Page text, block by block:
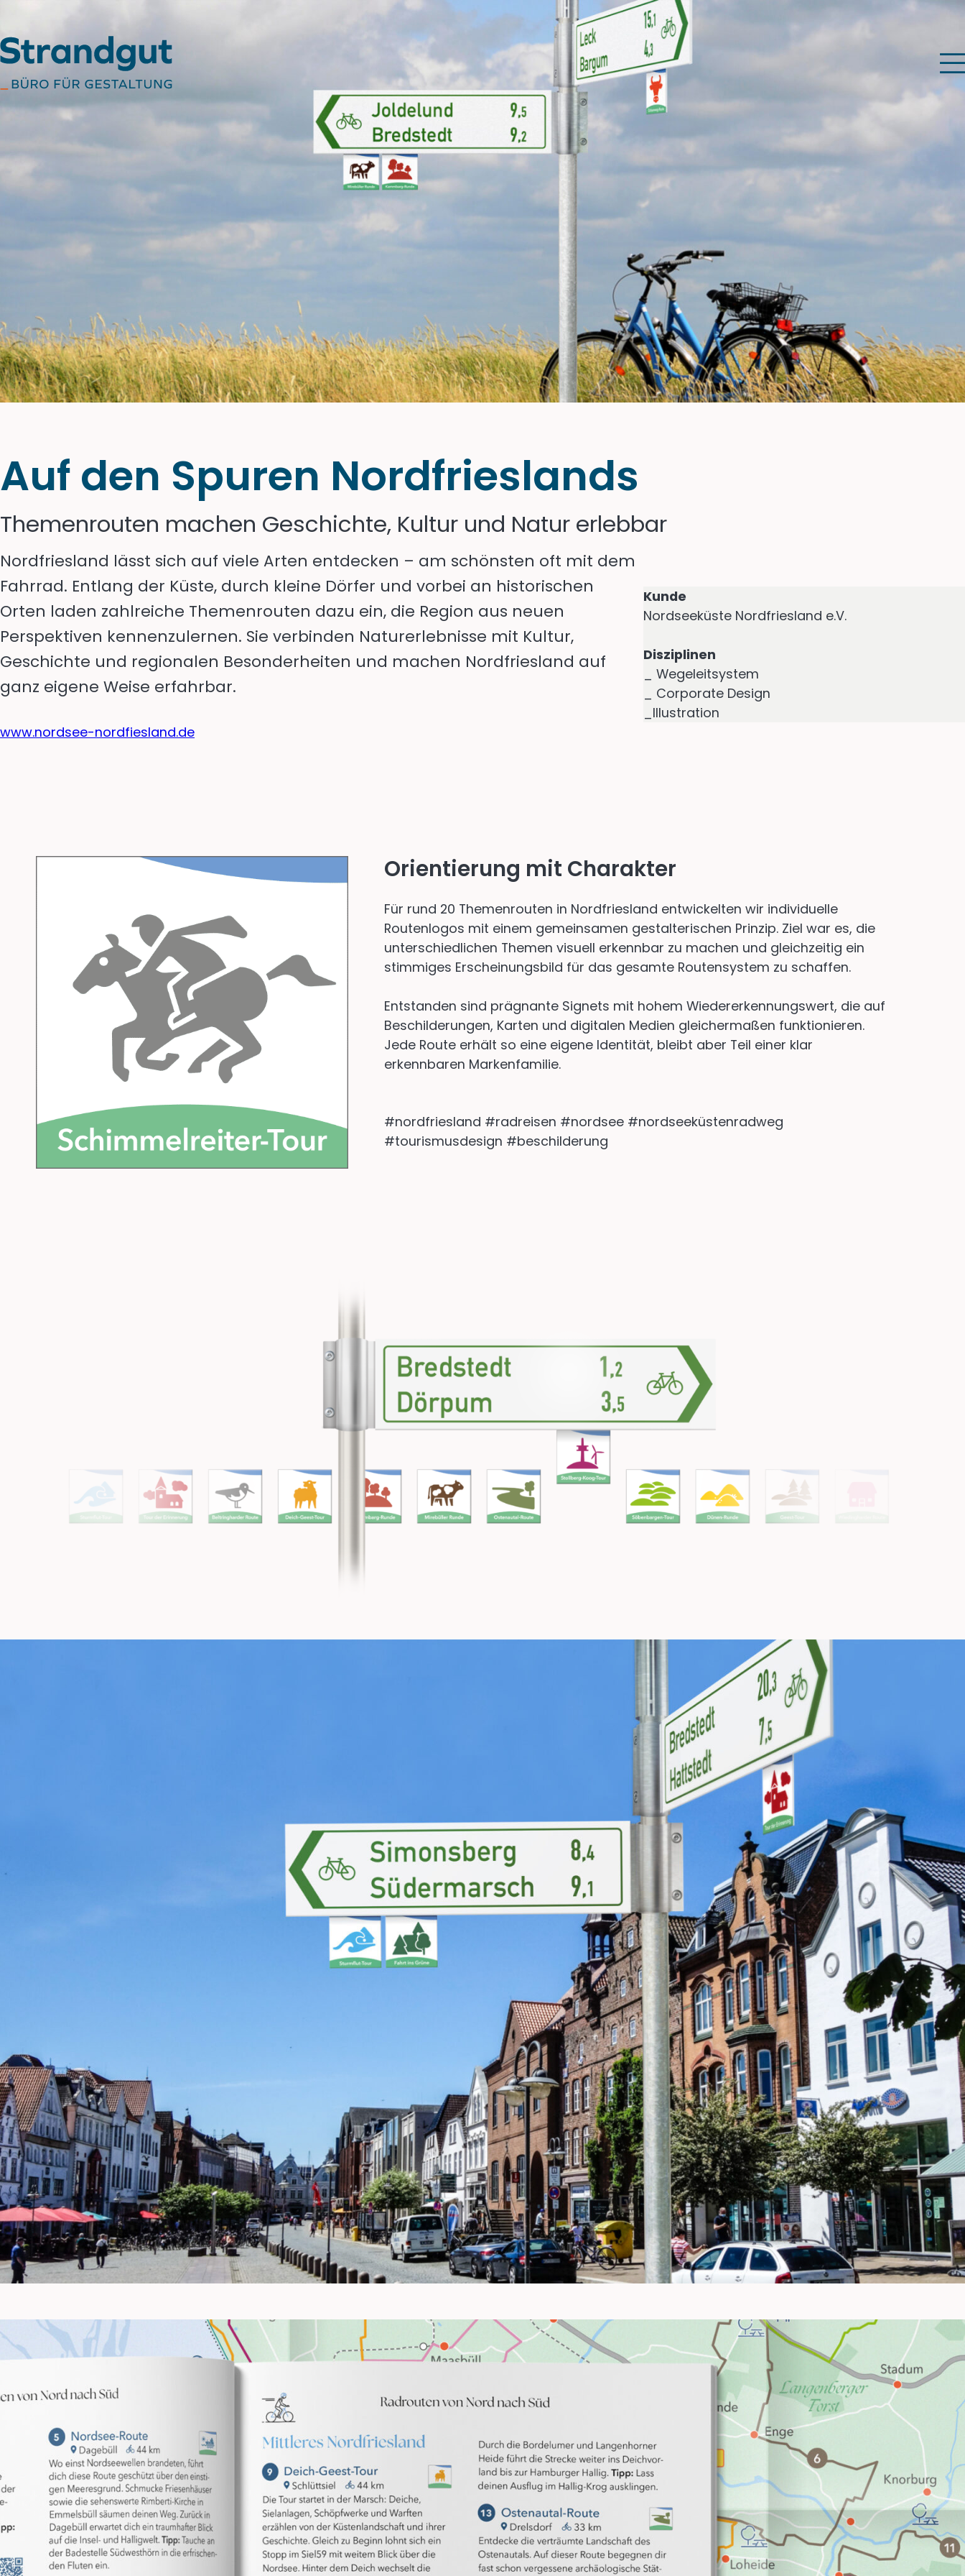
Auf den Spuren Nordfrieslands
Themenrouten machen Geschichte, Kultur und Natur erlebbar
Nordfriesland lässt sich auf viele Arten entdecken – am schönsten oft mit dem
Fahrrad. Entlang der Küste, durch kleine Dörfer und vorbei an historischen
Orten laden zahlreiche Themenrouten dazu ein, die Region aus neuen
Perspektiven kennenzulernen. Sie verbinden Naturerlebnisse mit Kultur,
Geschichte und regionalen Besonderheiten und machen Nordfriesland auf
ganz eigene Weise erfahrbar.
www.nordsee-nordfiesland.de
Kunde
Nordseeküste Nordfriesland e.V.
Disziplinen
_ Wegeleitsystem
_ Corporate Design
_Illustration
Orientierung mit Charakter
Für rund 20 Themenrouten in Nordfriesland entwickelten wir individuelle
Routenlogos mit einem gemeinsamen gestalterischen Prinzip. Ziel war es, die
unterschiedlichen Themen visuell erkennbar zu machen und gleichzeitig ein
stimmiges Erscheinungsbild für das gesamte Routensystem zu schaffen.
Entstanden sind prägnante Signets mit hohem Wiedererkennungswert, die auf
Beschilderungen, Karten und digitalen Medien gleichermaßen funktionieren.
Jede Route erhält so eine eigene Identität, bleibt aber Teil einer klar
erkennbaren Markenfamilie.
#nordfriesland #radreisen #nordsee #nordseeküstenradweg
#tourismusdesign #beschilderung